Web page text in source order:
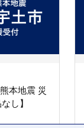
本地震 災
し】